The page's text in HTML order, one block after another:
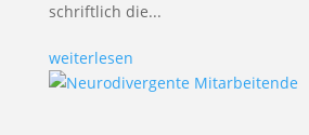
schriftlich die...
weiterlesen